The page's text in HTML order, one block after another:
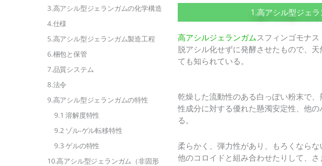
3.高アシル型ジェランガムの化学構造
4.仕様
5.高アシル型ジェランガム製造工程
6.梱包と保管
7.品質システム
8.法令
9.高アシル型ジェランガムの特性
9.1 溶解度特性
9.2 ゾル-ゲル転移特性
9.3 ゲルの特性
10.高アシル型ジェランガム（非固形
1.高アシル型ジェ
高アシルジェランガムスフィンゴモナ
脱アシル化せずに発酵させたもので、
ても知られている。
乾燥した流動性のある白っぽい粉末で
性成分に対する優れた懸濁安定性、他
る。
柔らかく、弾力性があり、もろくなら
他のコロイドと組み合わせたりして、さ